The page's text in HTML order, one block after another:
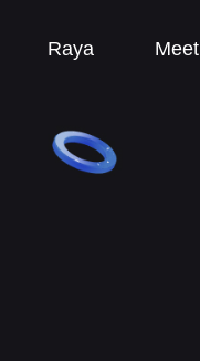
Raya Meet